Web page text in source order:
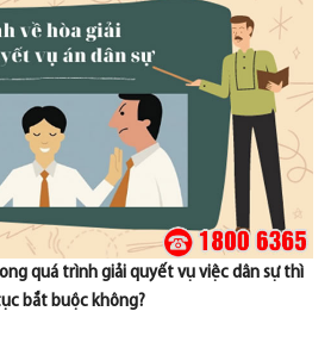
quá trình giải quyết vụ việc dân sự thì
bắt buộc không?